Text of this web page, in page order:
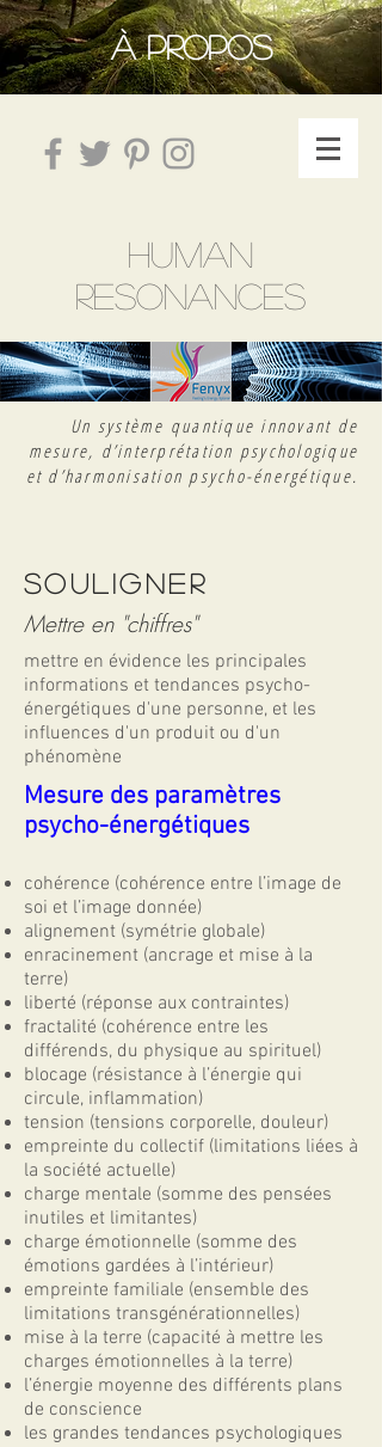
À PROPOS
HUMAN
RESONANCES
Un système quantique innovant de
mesure, d’interprétation psychologique
et d’harmonisation psycho-énergétique.
souligner
Mettre en "chiffres"
mettre en évidence les principales
informations et tendances psycho-
énergétiques d'une personne, et les
influences d'un produit ou d'un
phénomène
Mesure des paramètres
psycho-énergétiques
cohérence (cohérence entre l’image de
soi et l’image donnée)
alignement (symétrie globale)
enracinement (ancrage et mise à la
terre)
liberté (réponse aux contraintes)
fractalité (cohérence entre les
différends, du physique au spirituel)
blocage (résistance à l’énergie qui
circule, inflammation)
tension (tensions corporelle, douleur)
empreinte du collectif (limitations liées à
la société actuelle)
charge mentale (somme des pensées
inutiles et limitantes)
charge émotionnelle (somme des
émotions gardées à l’intérieur)
empreinte familiale (ensemble des
limitations transgénérationnelles)
mise à la terre (capacité à mettre les
charges émotionnelles à la terre)
l’énergie moyenne des différents plans
de conscience
les grandes tendances psychologiques